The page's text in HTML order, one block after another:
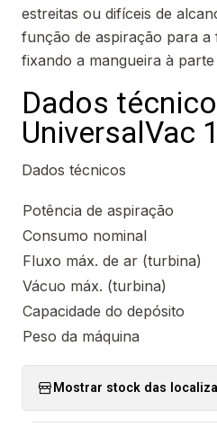
estreitas ou difíceis de
função de aspiração para
fixando a mangueira à
Dados
UniversalVac
Dados técnicos
Potência de aspiração
Consumo nominal
Fluxo máx. de ar (turbina)
Vácuo máx. (turbina)
Capacidade do depósito
Peso da máquina
Mostrar stock das